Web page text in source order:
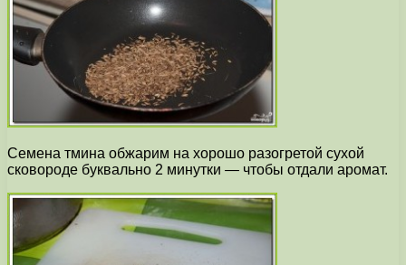
Семена тмина обжарим на хорошо разогретой сухой
сковороде буквально 2 минутки — чтобы отдали аромат.